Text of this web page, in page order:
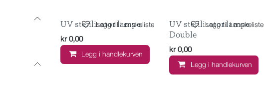
UV sterilisator lampe
kr 0,00
Legg i handlekurven
Legg til i ønskeliste
UV sterilisator lampe
Double
kr0,00
Legg i handlekurven
Legg til i ønskeliste